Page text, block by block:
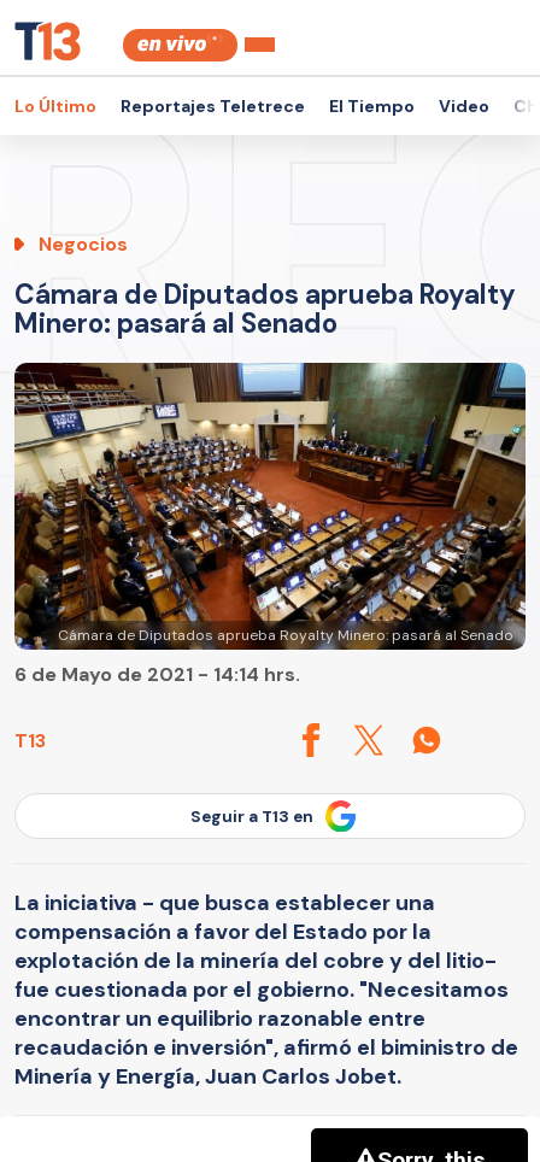
Lo Último Reportajes Teletrece El Tiempo Video
Negocios
Cámara de Diputados aprueba Royalty
Minero: pasará al Senado
Cámara de Diputados aprueba Royalty Minero: pasará al Senado
T13
6 de Mayo de 2021 - 14:14 hrs.
Seguir a T13 en
La iniciativa - que busca establecer una
compensación a favor del Estado por la
explotación de la minería del cobre y del litio-
fue cuestionada por el gobierno. "Necesitamos
encontrar un equilibrio razonable entre
recaudación e inversión", afirmó el biministro de
Minería y Energía, Juan Carlos Jobet.